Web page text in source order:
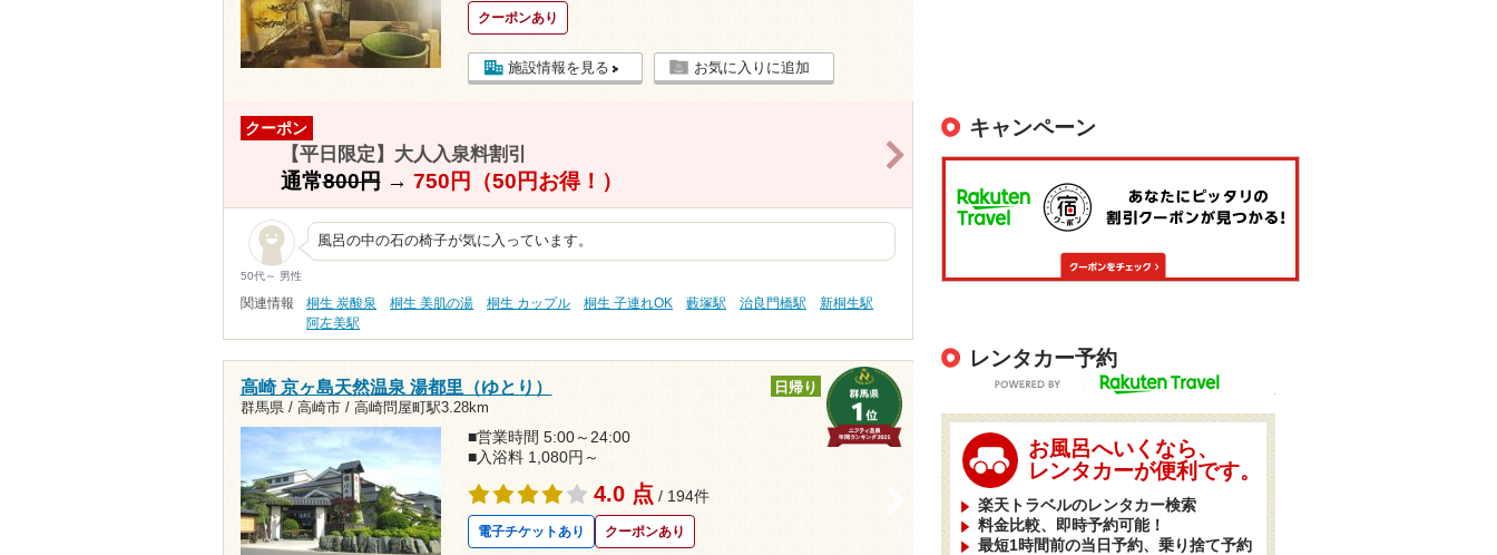
クーポンあり
施設情報を見る お気に入りに追加
クーポン
【平日限定】大人入泉料割引
通常800円→ 750円（50円お得！）
50代～ 男性
風呂の中の石の椅子が気に入っています。
関連情報 桐生 炭酸泉 桐生 美肌の湯 桐生 カップル 桐生 子連れOK 藪塚駅 治良門橋駅
新桐生駅
阿左美駅
高崎 京ヶ島天然温泉 湯都里（ゆとり）
群馬県 / 高崎市 / 高崎問屋町駅3.28km
日帰り
■営業時間 5:00～24:00
■入浴料 1,080円～
4.0 点 / 194件
電子チケットあり クーポンあり
キャンペーン
レンタカー予約
お風呂へいくなら、
レンタカーが便利です。
楽天トラベルのレンタカー検索
料金比較、即時予約可能！
最短1時間前の当日予約、乗り捨て予約